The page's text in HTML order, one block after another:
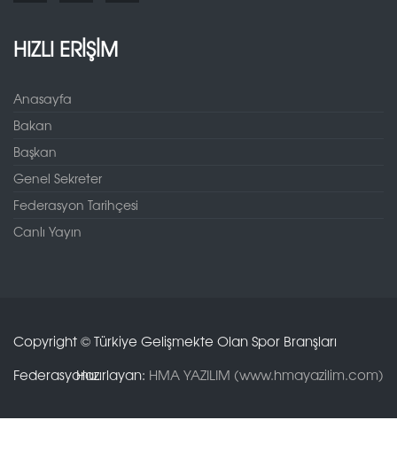
HIZLI ERİŞİM
Anasayfa
Bakan
Başkan
Genel Sekreter
Federasyon Tarihçesi
Canlı Yayın
Copyright © Türkiye Gelişmekte Olan Spor Branşları
Federasyonu.Hazırlayan: HMA YAZILIM (www.hmayazilim.com)